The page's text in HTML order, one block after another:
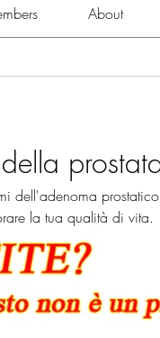
About
dell'adenoma
la tua qualità di vita.